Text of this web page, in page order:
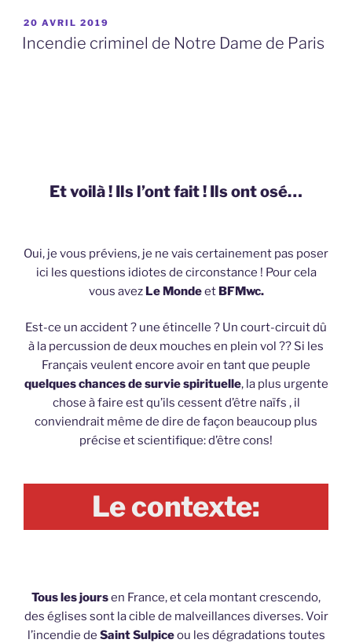
PUBLIÉ
LE
20 AVRIL 2019
Incendie criminel de Notre Dame de Paris
Et voilà ! Ils l’ont fait ! Ils ont osé…
Oui, je vous préviens, je ne vais certainement pas poser
ici les questions idiotes de circonstance ! Pour cela
vous avez Le Mondeet BFMwc.
Est-ce un accident ? une étincelle ? Un court-circuit dû
à la percussion de deux mouches en plein vol ?? Si les
Français veulent encore avoir en tant que peuple
quelques chances de survie spirituelle, la plus urgente
chose à faire est qu’ils cessent d’être naïfs , il
conviendrait même de dire de façon beaucoup plus
précise et scientifique: d’être cons!
Le contexte:
Tous les joursen France, et cela montant crescendo,
des églises sont la cible de malveillances diverses. Voir
l’incendie de Saint Sulpiceou les dégradations toutes